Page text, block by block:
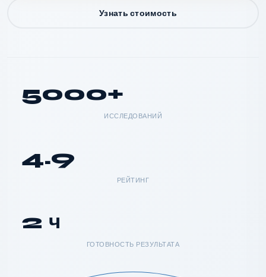
Узнать стоимость
5000+
ИССЛЕДОВАНИЙ
4.9
РЕЙТИНГ
2 ч
ГОТОВНОСТЬ РЕЗУЛЬТАТА